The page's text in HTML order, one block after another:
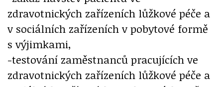
zdravotnických zařízeních lůžkové péče a
v sociálních zařízeních v pobytové formě
s výjimkami,
-testování zaměstnanců pracujících ve
zdravotnických zařízeních lůžkové péče a